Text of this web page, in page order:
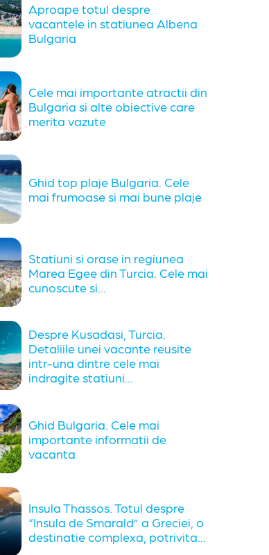
Aproape totul despre
vacantele in statiunea Albena
Bulgaria
Cele mai importante atractii din
Bulgaria si alte obiective care
merita vazute
Ghid top plaje Bulgaria. Cele
mai frumoase si mai bune plaje
Statiuni si orase in regiunea
Marea Egee din Turcia. Cele mai
cunoscute si...
Despre Kusadasi, Turcia.
Detaliile unei vacante reusite
intr-una dintre cele mai
indragite statiuni...
Ghid Bulgaria. Cele mai
importante informatii de
vacanta
Insula Thassos. Totul despre
“Insula de Smarald” a Greciei, o
destinatie complexa, potrivita...